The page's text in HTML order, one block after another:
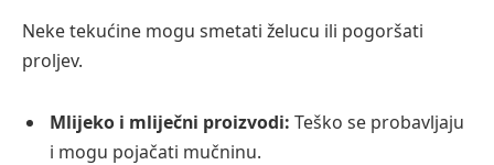
Neke tekućine mogu smetati želucu ili pogoršati
proljev.
Mlijeko i mliječni proizvodi: Teško se probavljaju
i mogu pojačati mučninu.